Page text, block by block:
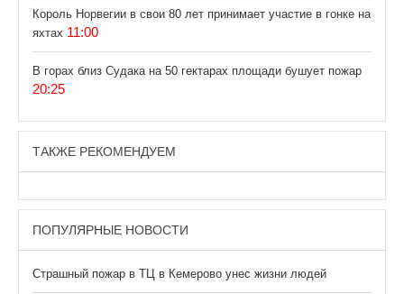
Король Норвегии в свои 80 лет принимает участие в гонке на
яхтах 11:00
В горах близ Судака на 50 гектарах площади бушует пожар
20:25
ТАКЖЕ РЕКОМЕНДУЕМ
ПОПУЛЯРНЫЕ НОВОСТИ
Страшный пожар в ТЦ в Кемерово унес жизни людей